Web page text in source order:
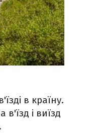
в країну.
в'їзд і виїзд